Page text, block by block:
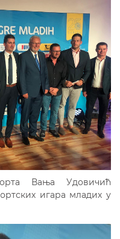
Вања Удовичић
игара младих у